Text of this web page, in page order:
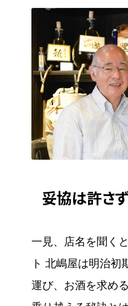
妥協は許さ
一見、店名を聞く
ト 北嶋屋は明治
運び、お酒を求め